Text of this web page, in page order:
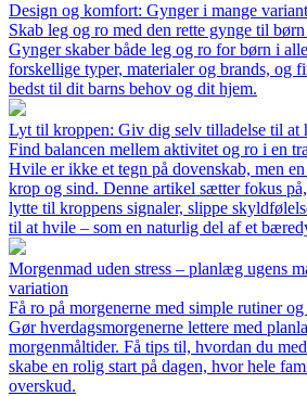
Design og komfort: Gynger i mange
Skab leg og ro med den rette gynge til
Gynger skaber både leg og ro for børn i
forskellige typer, materialer og brands, og
bedst til dit barns behov og dit hjem.
Lyt til kroppen: Giv dig selv tilladelse til at
Find balancen mellem aktivitet og ro i en
Hvile er ikke et tegn på dovenskab, men
krop og sind. Denne artikel sætter fokus
lytte til kroppens signaler, slippe
til at hvile – som en naturlig del af et
Morgenmad uden stress – planlæg ugens
variation
Få ro på morgenerne med simple rutiner
Gør hverdagsmorgenerne lettere med
morgenmåltider. Få tips til, hvordan du
skabe en rolig start på dagen, hvor hele
overskud.